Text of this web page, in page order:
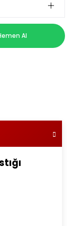
Al